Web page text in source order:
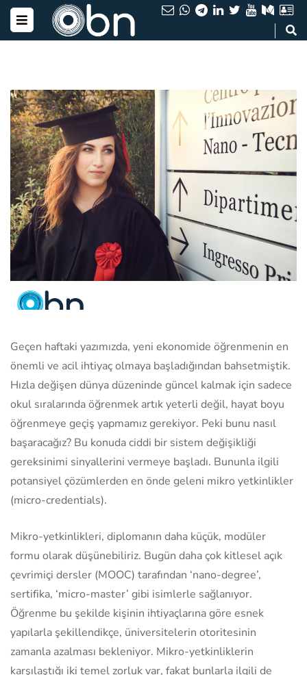
Geçen haftaki yazımızda, yeni ekonomide öğrenmenin en
önemli ve acil ihtiyaç olmaya başladığından bahsetmiştik.
Hızla değişen dünya düzeninde güncel kalmak için sadece
okul sıralarında öğrenmek artık yeterli değil, hayat boyu
öğrenmeye geçiş yapmamız gerekiyor. Peki bunu nasıl
başaracağız? Bu konuda ciddi bir sistem değişikliği
gereksinimi sinyallerini vermeye başladı. Bununla ilgili
potansiyel çözümlerden en önde geleni mikro yetkinlikler
(micro-credentials).
Mikro-yetkinlikleri, diplomanın daha küçük, modüler
formu olarak düşünebiliriz. Bugün daha çok kitlesel açık
çevrimiçi dersler (MOOC) tarafından ‘nano-degree’,
sertifika, ‘micro-master’ gibi isimlerle sağlanıyor.
Öğrenme bu şekilde kişinin ihtiyaçlarına göre esnek
yapılarla şekillendikçe, üniversitelerin otoritesinin
zamanla azalması bekleniyor. Mikro-yetkinliklerin
karşılaştığı iki temel zorluk var, fakat bunlarla ilgili de